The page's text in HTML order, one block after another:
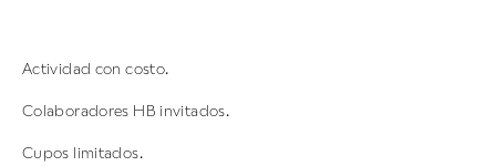
Actividad con costo.
Colaboradores HB invitados.
Cupos limitados.